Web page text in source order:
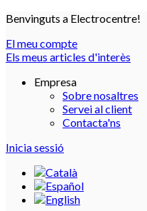
Benvinguts a Electrocentre!
El meu compte
Els meus articles d'interès
Empresa
Sobre nosaltres
Servei al client
Contacta'ns
Inicia sessió